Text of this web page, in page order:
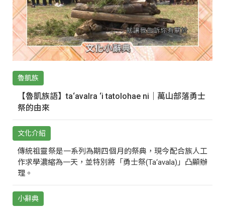
魯凱族
【魯凱族語】ta‘avalra ‘i tatolohae ni｜萬山部落勇士
祭的由來
文化介紹
傳統祖靈祭是一系列為期四個月的祭典，現今配合族人工
作求學濃縮為一天，並特別將「勇士祭(Ta‘avala)」凸顯辦
理。
小辭典